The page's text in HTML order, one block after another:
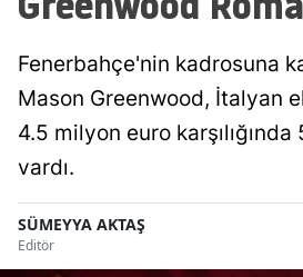
Fenerbahçe'nin kadrosuna
Mason Greenwood, İtalyan
4.5 milyon euro karşılığında
vardı.
SÜMEYYA AKTAŞ
Editör